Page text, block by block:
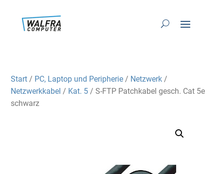
Start / PC, Laptop und Peripherie / Netzwerk /
Netzwerkkabel / Kat. 5 / S-FTP Patchkabel gesch. Cat 5e
schwarz